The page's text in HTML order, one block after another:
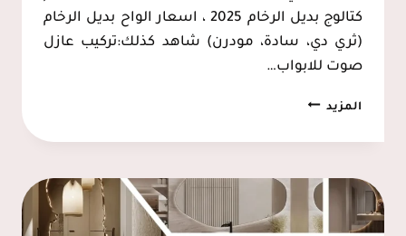
كتالوج بديل الرخام 2025 ، اسعار الواح بديل الرخام
(ثري دي، سادة، مودرن) شاهد كذلك:تركيب عازل
صوت للابواب…
المزيدبديل
خلفية
تلفزيون
بديل